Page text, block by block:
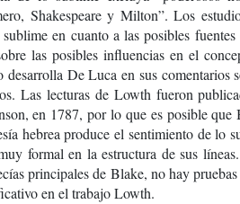
Shakespeare y Milton”. Los
en cuanto a las posibles
las posibles influencias en el
desarrolla De Luca en sus comentarios
Las lecturas de Lowth fueron
en 1787, por lo que es posible
hebrea produce el sentimiento de lo
formal en la estructura de sus
principales de Blake, no hay
en el trabajo Lowth.